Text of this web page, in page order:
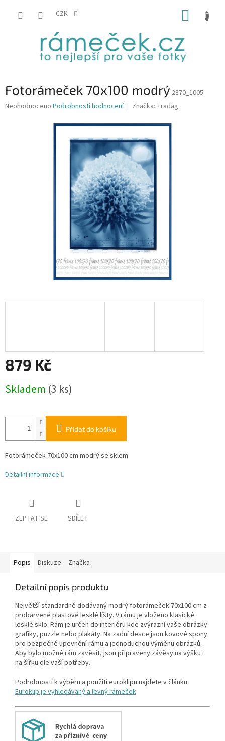
CZK
Fotorámeček 70x100 modrý 2870_1005
Průměrné
Neohodnoceno Podrobnosti hodnocení Značka: Tradag
879 Kč
cena:
Skladem (3 ks)
Přidat do košíku
Fotorámeček 70x100 cm modrý se sklem
Detailní informace
ZEPTAT SE SDÍLET
Popis Diskuze Značka
Detailní popis produktu
Největší standardně dodávaný modrý fotorámeček 70x100 cm z
probarvené plastové lesklé líšty. V rámu je vloženo klasické
lesklé sklo. Rám je určen do interiéru kde zvýrazní vaše obrázky
grafiky, puzzle nebo plakáty. Na zadní desce jsou kovové spony
pro bezpečné upevnění rámu a jednoduchou výměnu obrázků.
Aby bylo možné rám zavěsit, jsou připraveny závěsy na výšku i
na šířku dle vaší potřeby.
Podrobnosti k výběru a použití euroklipu najdete v článku
Euroklip je vyhledávaný a levný rámeček